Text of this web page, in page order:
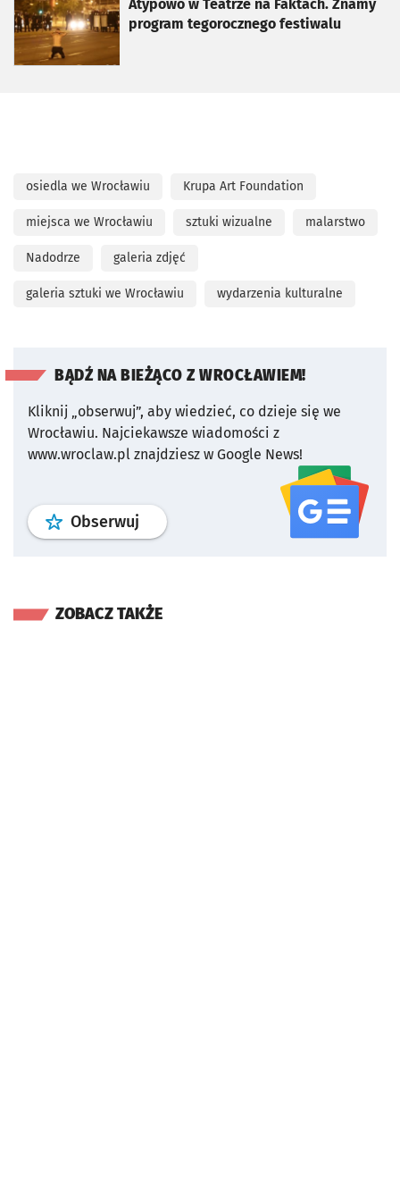
Atypowo w Teatrze na Faktach. Znamy
program tegorocznego festiwalu
otworzy się w nowej karcie
osiedla we Wrocławiu Krupa Art Foundation
miejsca we Wrocławiu sztuki wizualne malarstwo
Nadodrze galeria zdjęć
galeria sztuki we Wrocławiu wydarzenia kulturalne
BĄDŹ NA BIEŻĄCO Z WROCŁAWIEM!
Kliknij „obserwuj”, aby wiedzieć, co dzieje się we
Wrocławiu. Najciekawsze wiadomości z
www.wroclaw.pl znajdziesz w Google News!
Obserwuj profil serwisu
ZOBACZ TAKŻE